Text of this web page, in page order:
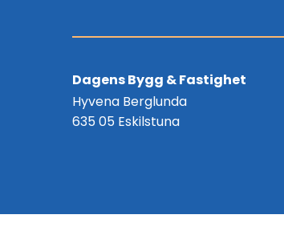
Dagens Bygg & Fastighet
Hyvena Berglunda
635 05 Eskilstuna